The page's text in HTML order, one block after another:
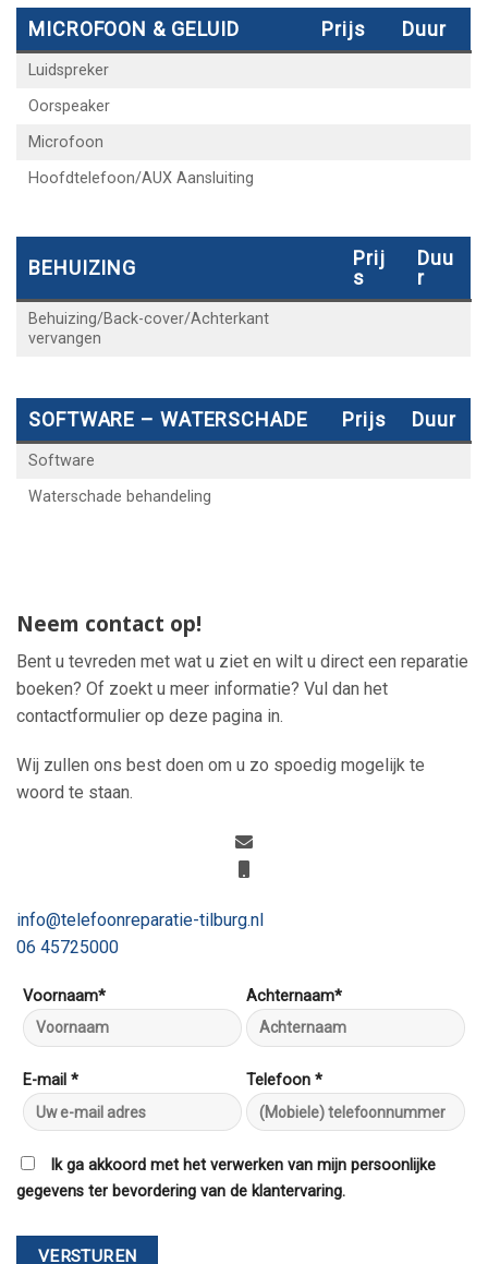
MICROFOON & GELUID Prijs Duur
Luidspreker
Oorspeaker
Microfoon
Hoofdtelefoon/AUX Aansluiting
BEHUIZING
Prij
S
Duu
R
Behuizing/Back-cover/Achterkant
vervangen
SOFTWARE – WATERSCHADE Prijs Duur
Software
Waterschade behandeling
Neem contact op!
Bent u tevreden met wat u ziet en wilt u direct een reparatie
boeken? Of zoekt u meer informatie? Vul dan het
contactformulier op deze pagina in.
Wij zullen ons best doen om u zo spoedig mogelijk te
woord te staan.
info@telefoonreparatie-tilburg.nl
06 45725000
Voornaam* Achternaam*
E-mail * Telefoon *
Ik ga akkoord met het verwerken van mijn persoonlijke
gegevens ter bevordering van de klantervaring.